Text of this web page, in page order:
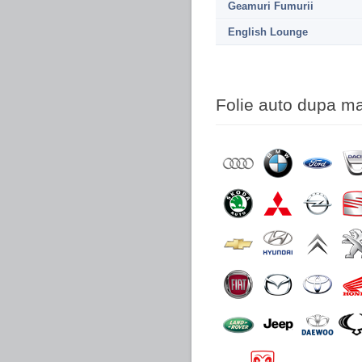
Geamuri Fumurii
English Lounge
Folie auto dupa